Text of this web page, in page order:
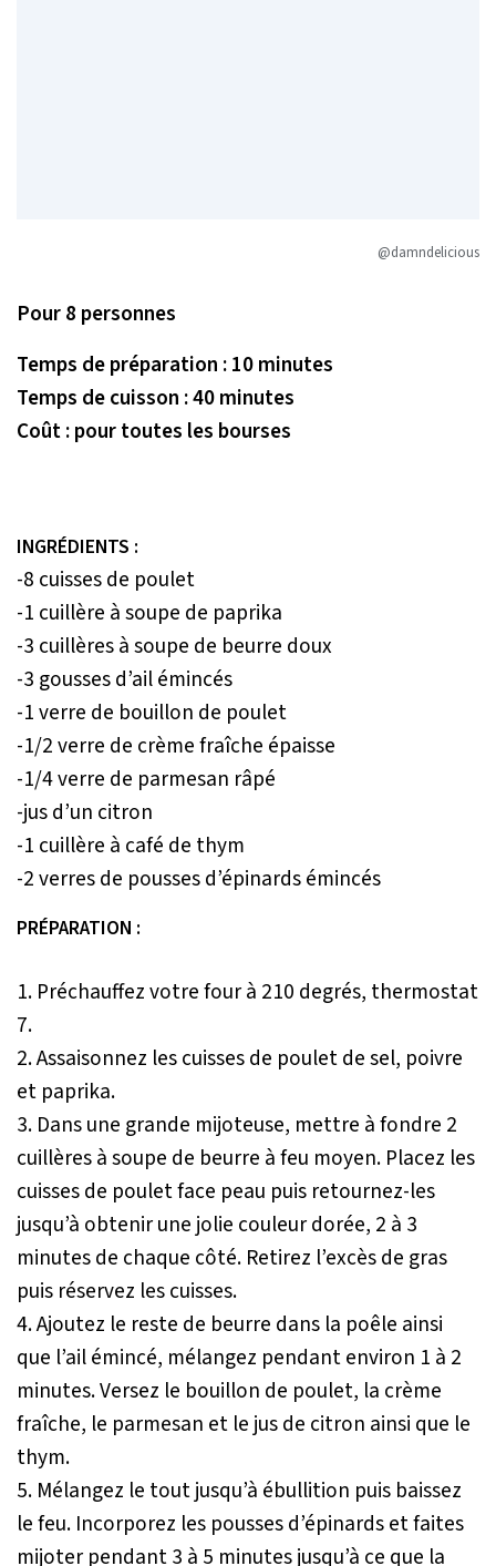
@damndelicious
Pour 8 personnes
Temps de préparation : 10 minutes
Temps de cuisson : 40 minutes
Coût : pour toutes les bourses
INGRÉDIENTS :
-8 cuisses de poulet
-1 cuillère à soupe de paprika
-3 cuillères à soupe de beurre doux
-3 gousses d’ail émincés
-1 verre de bouillon de poulet
-1/2 verre de crème fraîche épaisse
-1/4 verre de parmesan râpé
-jus d’un citron
-1 cuillère à café de thym
-2 verres de pousses d’épinards émincés
PRÉPARATION :
1. Préchauffez votre four à 210 degrés, thermostat
7.
2. Assaisonnez les cuisses de poulet de sel, poivre
et paprika.
3. Dans une grande mijoteuse, mettre à fondre 2
cuillères à soupe de beurre à feu moyen. Placez les
cuisses de poulet face peau puis retournez-les
jusqu’à obtenir une jolie couleur dorée, 2 à 3
minutes de chaque côté. Retirez l’excès de gras
puis réservez les cuisses.
4. Ajoutez le reste de beurre dans la poêle ainsi
que l’ail émincé, mélangez pendant environ 1 à 2
minutes. Versez le bouillon de poulet, la crème
fraîche, le parmesan et le jus de citron ainsi que le
thym.
5. Mélangez le tout jusqu’à ébullition puis baissez
le feu. Incorporez les pousses d’épinards et faites
mijoter pendant 3 à 5 minutes jusqu’à ce que la